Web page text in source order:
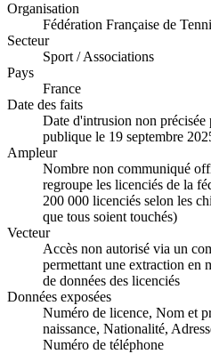
Organisation
Fédération Française de
Secteur
Sport / Associations
Pays
France
Date des faits
Date d'intrusion non
publique le 19 septembre
Ampleur
Nombre non communiqué
regroupe les licenciés de la
200 000 licenciés selon les
que tous soient touchés)
Vecteur
Accès non autorisé via un
permettant une extraction en
de données des licenciés
Données exposées
Numéro de licence, Nom et
naissance, Nationalité,
Numéro de téléphone